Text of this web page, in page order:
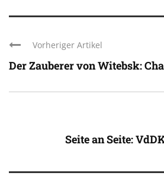
Vorheriger Artikel
Der Zauberer von Witebsk:
Seite an Seite: